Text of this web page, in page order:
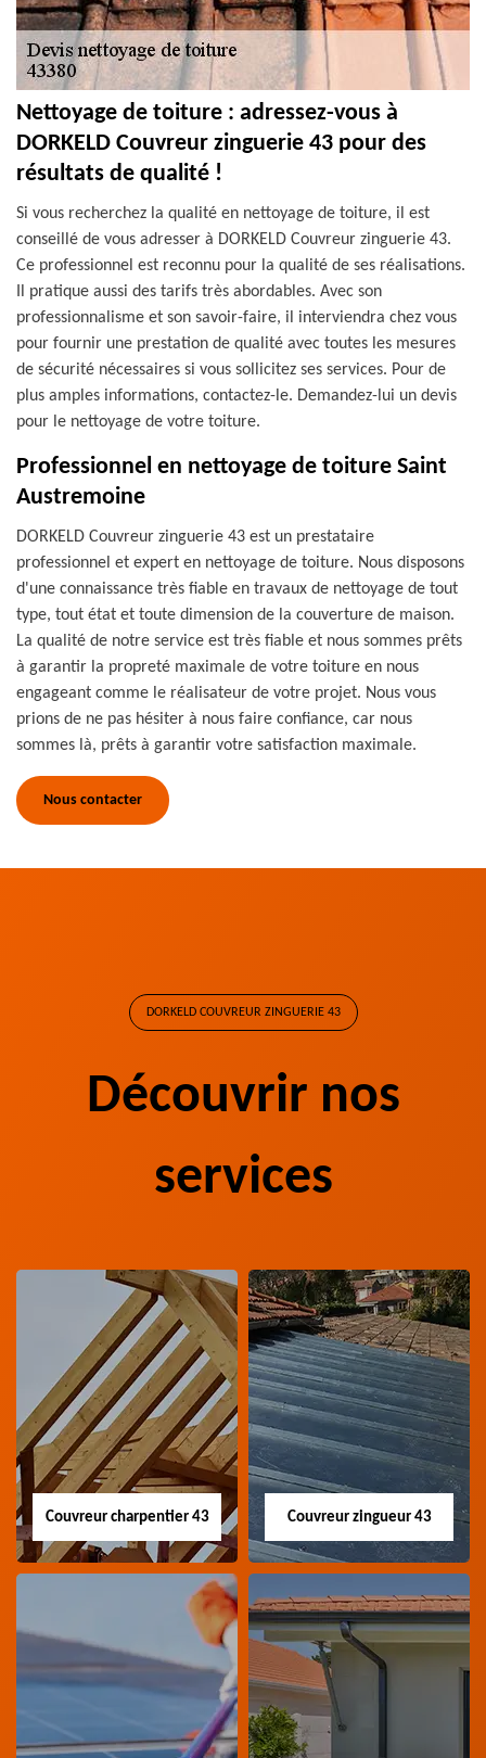
Nettoyage de toiture : adressez-vous à
DORKELD Couvreur zinguerie 43 pour des
résultats de qualité !
Si vous recherchez la qualité en nettoyage de toiture, il est
conseillé de vous adresser à DORKELD Couvreur zinguerie 43.
Ce professionnel est reconnu pour la qualité de ses réalisations.
Il pratique aussi des tarifs très abordables. Avec son
professionnalisme et son savoir-faire, il interviendra chez vous
pour fournir une prestation de qualité avec toutes les mesures
de sécurité nécessaires si vous sollicitez ses services. Pour de
plus amples informations, contactez-le. Demandez-lui un devis
pour le nettoyage de votre toiture.
Professionnel en nettoyage de toiture Saint
Austremoine
DORKELD Couvreur zinguerie 43 est un prestataire
professionnel et expert en nettoyage de toiture. Nous disposons
d'une connaissance très fiable en travaux de nettoyage de tout
type, tout état et toute dimension de la couverture de maison.
La qualité de notre service est très fiable et nous sommes prêts
à garantir la propreté maximale de votre toiture en nous
engageant comme le réalisateur de votre projet. Nous vous
prions de ne pas hésiter à nous faire confiance, car nous
sommes là, prêts à garantir votre satisfaction maximale.
Nous contacter
DORKELD COUVREUR ZINGUERIE 43
Découvrir nos
services
Couvreur charpentier 43
Couvreur
charpentier 43
Artisan couvreur
Couvreur zingueur 43
Couvreur zingueur
Artisan couvreur